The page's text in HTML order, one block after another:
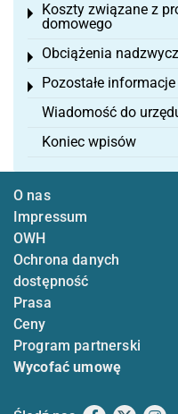
Koszty związane z
domowego
Toggle menu
Obciążenia
Toggle menu
Pozostałe informacje
Toggle menu
Wiadomość do
Koniec wpisów
O nas
Impressum
OWH
Ochrona danych
dostępność
Prasa
Ceny
Program partnerski
Wycofać umowę